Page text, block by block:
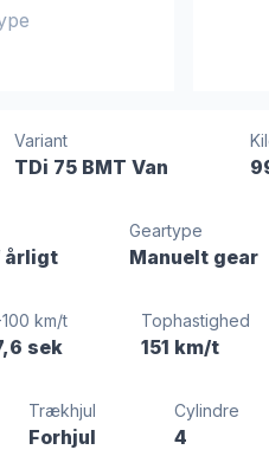
Variant
TDi 75 BMT Van
årligt
Geartype
Manuelt gear
km/t
sek
Tophastighed
151 km/t
Trækhjul
Forhjul
Cylindre
4